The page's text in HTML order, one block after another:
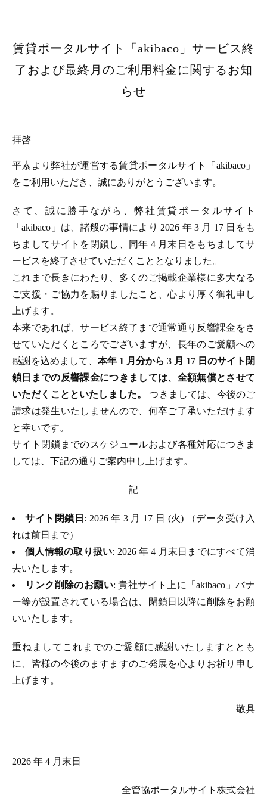
賃貸ポータルサイト「akibaco」サービス終
了および最終月のご利用料金に関するお知
らせ
拝啓
平素より弊社が運営する賃貸ポータルサイト「akibaco」
をご利用いただき、誠にありがとうございます。
さて、誠に勝手ながら、弊社賃貸ポータルサイト
「akibaco」は、諸般の事情により 2026 年 3 月 17 日をも
ちましてサイトを閉鎖し、同年 4 月末日をもちましてサ
ービスを終了させていただくこととなりました。
これまで長きにわたり、多くのご掲載企業様に多大なる
ご支援・ご協力を賜りましたこと、心より厚く御礼申し
上げます。
本来であれば、サービス終了まで通常通り反響課金をさ
せていただくところでございますが、長年のご愛顧への
感謝を込めまして、 本年 1 月分から 3 月 17 日のサイト閉
鎖日までの反響課金につきましては、全額無償とさせて
いただくことといたしました。つきましては、今後のご
請求は発生いたしませんので、何卒ご了承いただけます
と幸いです。
サイト閉鎖までのスケジュールおよび各種対応につきま
しては、下記の通りご案内申し上げます。
記
サイト閉鎖日 : 2026 年 3 月 17 日 (火) （データ受け入
れは前日まで）
個人情報の取り扱い: 2026 年 4 月末日までにすべて消
去いたします。
リンク削除のお願い: 貴社サイト上に「akibaco」バナ
ー等が設置されている場合は、閉鎖日以降に削除をお願
いいたします。
重ねましてこれまでのご愛顧に感謝いたしますととも
に、皆様の今後のますますのご発展を心よりお祈り申し
上げます。
敬具
2026 年 4 月末日
全管協ポータルサイト株式会社